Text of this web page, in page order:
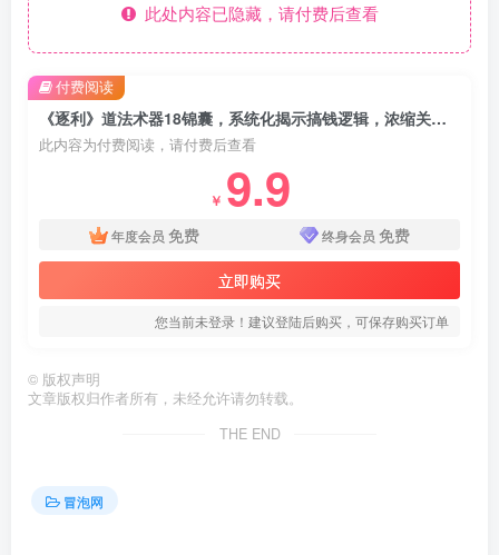
此处内容已隐藏，请付费后查看
《逐利》道法术器18锦囊，系统化揭示搞钱逻辑，浓缩关键心法，颠覆传统思维(更新)
此内容为付费阅读，请付费后查看
￥ 9.9
年度会员 免费 终身会员 免费
立即购买
您当前未登录！建议登陆后购买，可保存购买订单
付费阅读
© 版权声明
文章版权归作者所有，未经允许请勿转载。
THE END
冒泡网